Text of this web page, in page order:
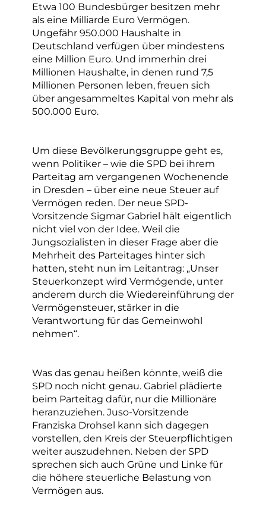
Etwa 100 Bundesbürger besitzen mehr
als eine Milliarde Euro Vermögen.
Ungefähr 950.000 Haushalte in
Deutschland verfügen über mindestens
eine Million Euro. Und immerhin drei
Millionen Haushalte, in denen rund 7,5
Millionen Personen leben, freuen sich
über angesammeltes Kapital von mehr als
500.000 Euro.
Um diese Bevölkerungsgruppe geht es,
wenn Politiker – wie die SPD bei ihrem
Parteitag am vergangenen Wochenende
in Dresden – über eine neue Steuer auf
Vermögen reden. Der neue SPD-
Vorsitzende Sigmar Gabriel hält eigentlich
nicht viel von der Idee. Weil die
Jungsozialisten in dieser Frage aber die
Mehrheit des Parteitages hinter sich
hatten, steht nun im Leitantrag: „Unser
Steuerkonzept wird Vermögende, unter
anderem durch die Wiedereinführung der
Vermögensteuer, stärker in die
Verantwortung für das Gemeinwohl
nehmen“.
Was das genau heißen könnte, weiß die
SPD noch nicht genau. Gabriel plädierte
beim Parteitag dafür, nur die Millionäre
heranzuziehen. Juso-Vorsitzende
Franziska Drohsel kann sich dagegen
vorstellen, den Kreis der Steuerpflichtigen
weiter auszudehnen. Neben der SPD
sprechen sich auch Grüne und Linke für
die höhere steuerliche Belastung von
Vermögen aus.